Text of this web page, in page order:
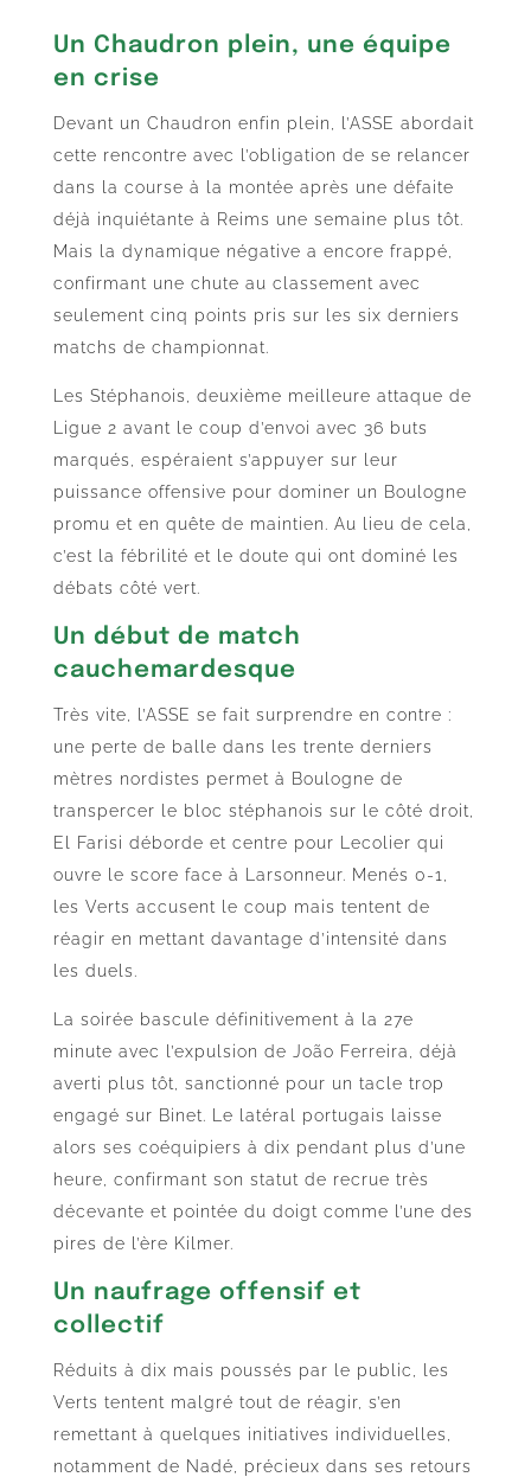
Un Chaudron plein, une équipe
en crise
Devant un Chaudron enfin plein, l’ASSE abordait
cette rencontre avec l’obligation de se relancer
dans la course à la montée après une défaite
déjà inquiétante à Reims une semaine plus tôt.
Mais la dynamique négative a encore frappé,
confirmant une chute au classement avec
seulement cinq points pris sur les six derniers
matchs de championnat.
Les Stéphanois, deuxième meilleure attaque de
Ligue 2 avant le coup d’envoi avec 36 buts
marqués, espéraient s’appuyer sur leur
puissance offensive pour dominer un Boulogne
promu et en quête de maintien. Au lieu de cela,
c’est la fébrilité et le doute qui ont dominé les
débats côté vert.
Un début de match
cauchemardesque
Très vite, l’ASSE se fait surprendre en contre :
une perte de balle dans les trente derniers
mètres nordistes permet à Boulogne de
transpercer le bloc stéphanois sur le côté droit,
El Farisi déborde et centre pour Lecolier qui
ouvre le score face à Larsonneur. Menés 0-1,
les Verts accusent le coup mais tentent de
réagir en mettant davantage d’intensité dans
les duels.
La soirée bascule définitivement à la 27e
minute avec l’expulsion de João Ferreira, déjà
averti plus tôt, sanctionné pour un tacle trop
engagé sur Binet. Le latéral portugais laisse
alors ses coéquipiers à dix pendant plus d’une
heure, confirmant son statut de recrue très
décevante et pointée du doigt comme l’une des
pires de l’ère Kilmer.
Un naufrage offensif et
collectif
Réduits à dix mais poussés par le public, les
Verts tentent malgré tout de réagir, s’en
remettant à quelques initiatives individuelles,
notamment de Nadé, précieux dans ses retours